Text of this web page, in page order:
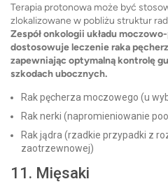
Terapia protonowa może być
zlokalizowane w pobliżu struktur
Zespół onkologii układu
dostosowuje leczenie raka
zapewniając optymalną kontrolę
szkodach ubocznych.
Rak pęcherza moczowego (u
Rak nerki (napromieniowanie
Rak jądra (rzadkie przypadki z
zaotrzewnowej)
11. Mięsaki